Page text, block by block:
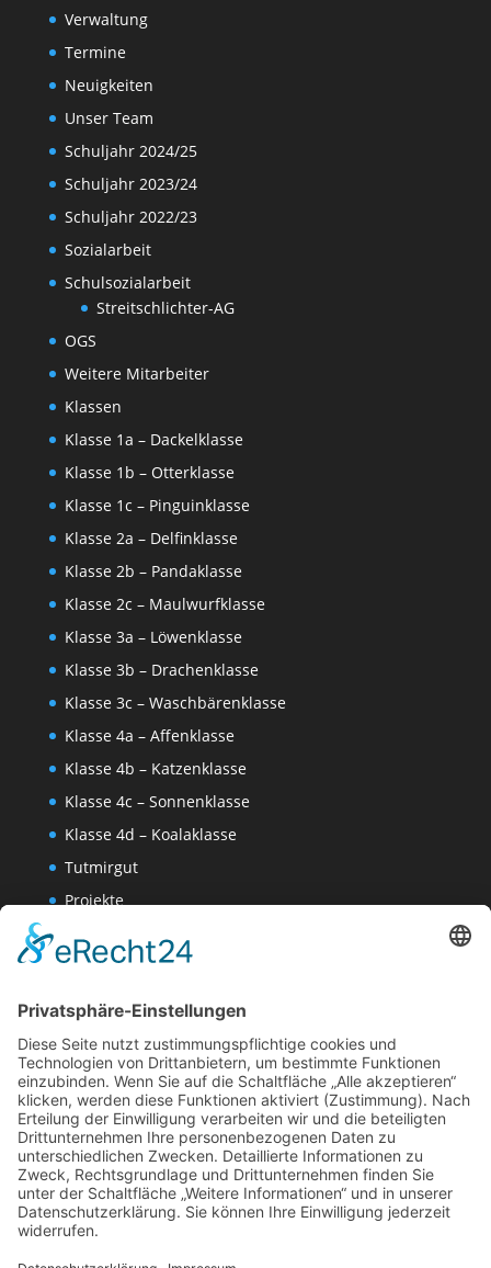
Verwaltung
Termine
Neuigkeiten
Unser Team
Schuljahr 2024/25
Schuljahr 2023/24
Schuljahr 2022/23
Sozialarbeit
Schulsozialarbeit
Streitschlichter-AG
OGS
Weitere Mitarbeiter
Klassen
Klasse 1a – Dackelklasse
Klasse 1b – Otterklasse
Klasse 1c – Pinguinklasse
Klasse 2a – Delfinklasse
Klasse 2b – Pandaklasse
Klasse 2c – Maulwurfklasse
Klasse 3a – Löwenklasse
Klasse 3b – Drachenklasse
Klasse 3c – Waschbärenklasse
Klasse 4a – Affenklasse
Klasse 4b – Katzenklasse
Klasse 4c – Sonnenklasse
Klasse 4d – Koalaklasse
Tutmirgut
Projekte
Wissenschaften-AG
Datenschutzerklärung
Website Administration